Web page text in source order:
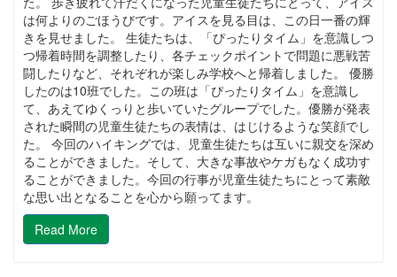
は何よりのごほうびです。アイスを見る目は、この日一番の輝
きを見せました。 生徒たちは、「ぴったりタイム」を意識しつ
つ帰着時間を調整したり、各チェックポイントで問題に悪戦苦
闘したりなど、それぞれが楽しみ学校へと帰着しました。 優勝
したのは10班でした。この班は「ぴったりタイム」を意識し
て、あえてゆくっりと歩いていたグループでした。優勝が発表
された瞬間の児童生徒たちの表情は、はじけるような笑顔でし
た。 今回のハイキングでは、児童生徒たちは互いに親交を深め
ることができました。そして、大きな事故やケガもなく成功す
ることができました。今回の行事が児童生徒たちにとって素敵
な思い出となることを心から願ってます。
Read More